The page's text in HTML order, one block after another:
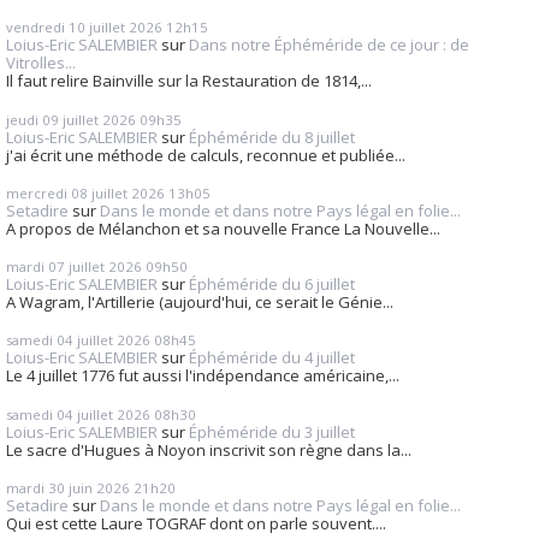
vendredi 10 juillet 2026 12h15
Loius-Eric SALEMBIER sur Dans notre Éphéméride de ce jour : de
Vitrolles...
Il faut relire Bainville sur la Restauration de 1814,...
jeudi 09 juillet 2026 09h35
Loius-Eric SALEMBIER sur Éphéméride du 8 juillet
j'ai écrit une méthode de calculs, reconnue et publiée...
mercredi 08 juillet 2026 13h05
Setadire sur Dans le monde et dans notre Pays légal en folie...
A propos de Mélanchon et sa nouvelle France La Nouvelle...
mardi 07 juillet 2026 09h50
Loius-Eric SALEMBIER sur Éphéméride du 6 juillet
A Wagram, l'Artillerie (aujourd'hui, ce serait le Génie...
samedi 04 juillet 2026 08h45
Loius-Eric SALEMBIER sur Éphéméride du 4 juillet
Le 4 juillet 1776 fut aussi l'indépendance américaine,...
samedi 04 juillet 2026 08h30
Loius-Eric SALEMBIER sur Éphéméride du 3 juillet
Le sacre d'Hugues à Noyon inscrivit son règne dans la...
mardi 30 juin 2026 21h20
Setadire sur Dans le monde et dans notre Pays légal en folie...
Qui est cette Laure TOGRAF dont on parle souvent....